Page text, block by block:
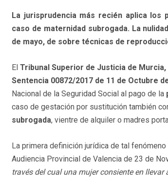
La jurisprudencia más recién aplica los
caso de maternidad subrogada. La
de mayo, de sobre técnicas de
El Tribunal Superior de Justicia de Murcia,
Sentencia 00872/2017 de 11 de Octubre
Nacional de la Seguridad Social al pago de la
caso de gestación por sustitución también
subrogada, vientre de alquiler o madres
La primera definición jurídica de tal
Audiencia Provincial de Valencia de 23 de
través del cual una mujer consiente en